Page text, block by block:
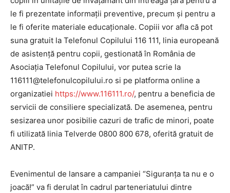
le fi prezentate informații preventive, precum și pentru a
le fi oferite materiale educaționale. Copiii vor afla că pot
suna gratuit la Telefonul Copilului 116 111, linia europeană
de asistenţă pentru copii, gestionată în România de
Asociaţia Telefonul Copilului, vor putea scrie la
116111@telefonulcopilului.ro si pe platforma online a
organizatiei https://www.116111.ro/, pentru a beneficia de
servicii de consiliere specializată. De asemenea, pentru
sesizarea unor posibilie cazuri de trafic de minori, poate
fi utilizată linia Telverde 0800 800 678, oferită gratuit de
ANITP.
Evenimentul de lansare a campaniei “Siguranța ta nu e o
joacă!” va fi derulat în cadrul parteneriatului dintre